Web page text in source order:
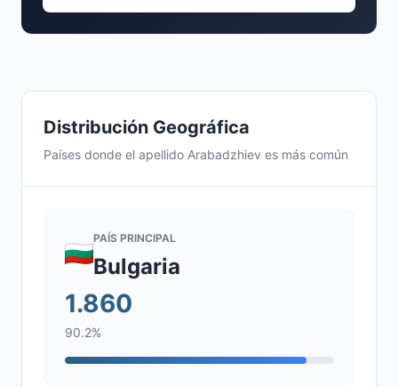
Distribución Geográfica
Países donde el apellido Arabadzhiev es más común
PAÍS PRINCIPAL
Bulgaria
1.860
90.2%